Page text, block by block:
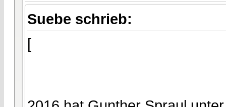
Suebe schrieb:
[